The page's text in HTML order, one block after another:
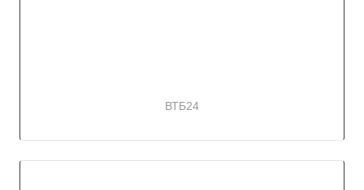
ВТБ24